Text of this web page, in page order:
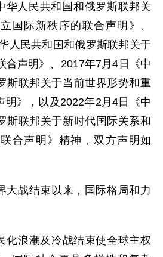
华人民共和国和俄罗斯联邦关
国际新秩序的联合声明》、
人民共和国和俄罗斯联邦关于
合声明》、2017年7月4日《中
斯联邦关于当前世界形势和重
明》，以及2022年2月4日《中
斯联邦关于新时代国际关系和
合声明》精神，双方声明如
大战结束以来，国际格局和力
化浪潮及冷战结束使全球主权